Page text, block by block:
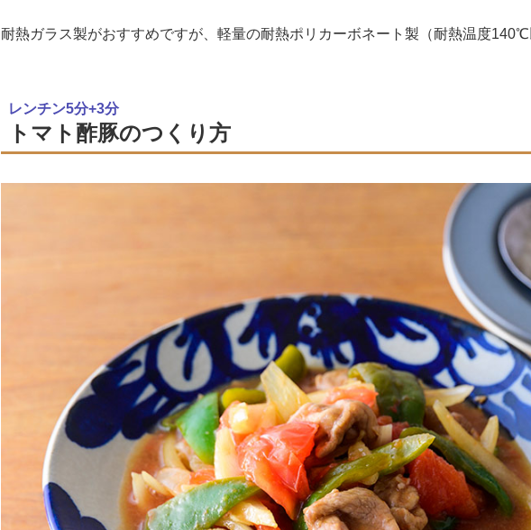
耐熱ガラス製がおすすめですが、軽量の耐熱ポリカーボネート製（耐熱温度140℃
レンチン5分+3分
トマト酢豚のつくり方